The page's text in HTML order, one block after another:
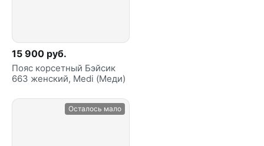
15 900 руб.
Пояс корсетный Бэйсик
663 женский, Мedi (Меди)
Осталось мало